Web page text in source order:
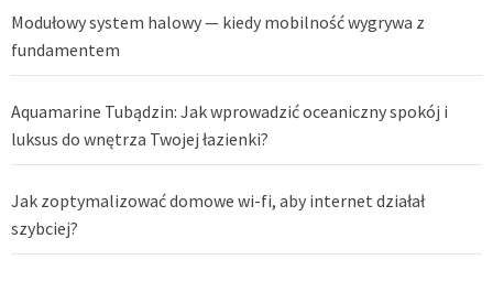
Modułowy system halowy — kiedy mobilność wygrywa z
fundamentem
Aquamarine Tubądzin: Jak wprowadzić oceaniczny spokój i
luksus do wnętrza Twojej łazienki?
Jak zoptymalizować domowe wi-fi, aby internet działał
szybciej?